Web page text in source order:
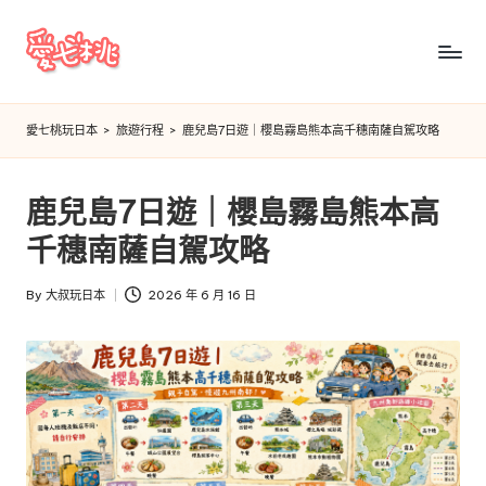
Skip
愛
七
桃
玩
日
本
愛七桃玩日本 > 旅遊行程 > 鹿兒島7日遊｜櫻島霧島熊本高千穗南薩自駕攻略
鹿兒島7日遊｜櫻島霧島熊本高
千穗南薩自駕攻略
Posted
By 大叔玩日本 2026 年 6 月 16 日